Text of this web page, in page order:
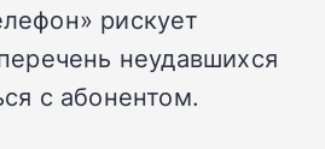
рискует
неудавшихся
с абонентом.